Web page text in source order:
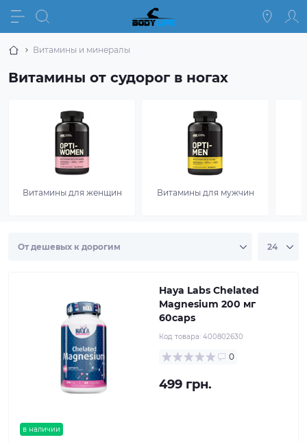
Витамины и минералы
Витамины от судорог в ногах
Витамины для женщин Витамины для мужчин
в наличии
Haya Labs Chelated
Magnesium 200 мг
60caps
Код товара: 400802630
0
499 грн.